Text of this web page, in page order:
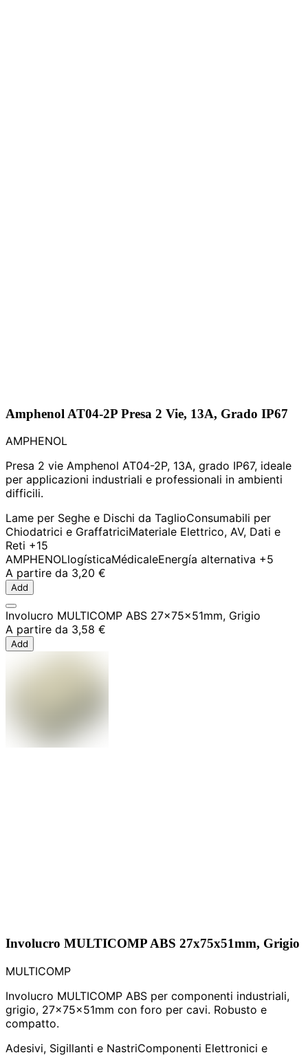
Amphenol AT04-2P Presa 2 Vie, 13A, Grado IP67
AMPHENOL
Presa 2 vie Amphenol AT04-2P, 13A, grado IP67, ideale
per applicazioni industriali e professionali in ambienti
difficili.
Lame per Seghe e Dischi da TaglioConsumabili per
Chiodatrici e GraffatriciMateriale Elettrico, AV, Dati e
Reti +15
AMPHENOLlogísticaMédicaleEnergía alternativa +5
A partire da 3,20 €
Add
Involucro MULTICOMP ABS 27x75x51mm, Grigio
A partire da 3,58 €
Add
Involucro MULTICOMP ABS 27x75x51mm, Grigio
MULTICOMP
Involucro MULTICOMP ABS per componenti industriali,
grigio, 27x75x51mm con foro per cavi. Robusto e
compatto.
Adesivi, Sigillanti e NastriComponenti Elettronici e